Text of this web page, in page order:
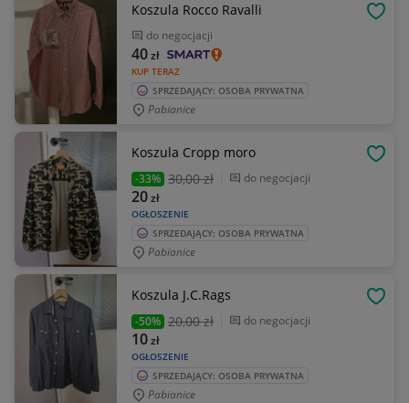
Koszula Rocco Ravalli
do negocjacji
KUP TERAZ
40zł
SPRZEDAJĄCY: OSOBA PRYWATNA
Pabianice
Koszula Cropp moro
-33% 30,00 zł do negocjacji
OGŁOSZENIE
20zł
SPRZEDAJĄCY: OSOBA PRYWATNA
Pabianice
Koszula J.C.Rags
-50% 20,00 zł do negocjacji
OGŁOSZENIE
10zł
SPRZEDAJĄCY: OSOBA PRYWATNA
Pabianice